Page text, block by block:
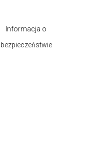
Informacja o
bezpieczeństwie